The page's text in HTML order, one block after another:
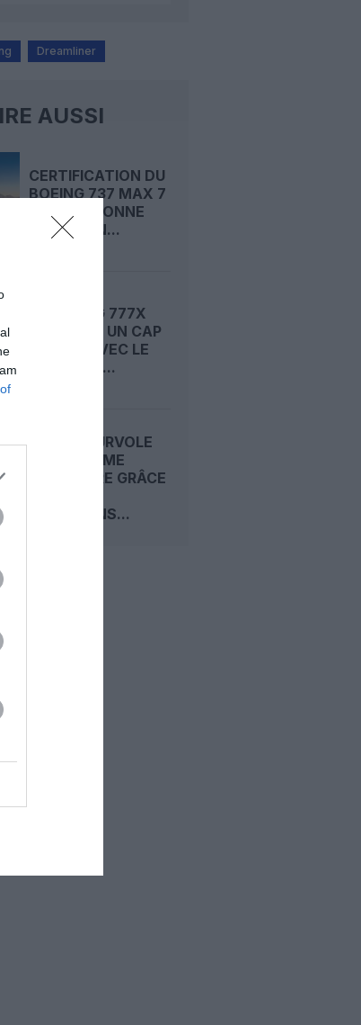
Dreamliner
AUSSI
CERTIFICATION DU
BOEING 737 MAX 7
: LA FAA DONNE
ENFIN SON...
LE BOEING 777X
FRANCHIT UN CAP
DÉCISIF AVEC LE
SEPTIÈME...
AIRBUS SURVOLE
LE DEUXIÈME
TRIMESTRE GRÂCE
LIVRAISONS...